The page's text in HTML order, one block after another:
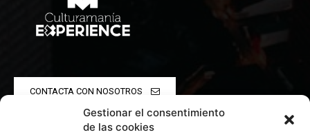
Gestionar el consentimiento
de las cookies
CONTACTA CON NOSOTROS
POLÍTICA DE PRIVACIDAD